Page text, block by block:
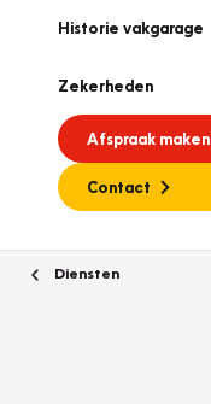
Historie vakgarage
Zekerheden
Afspraak maken
Contact
Diensten